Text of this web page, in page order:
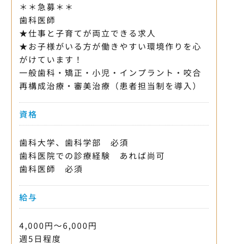
＊＊急募＊＊
歯科医師
★仕事と子育てが両立できる求人
★お子様がいる方が働きやすい環境作りを心
がけています！
一般歯科・矯正・小児・インプラント・咬合
再構成治療・審美治療（患者担当制を導入）
資格
歯科大学、歯科学部 必須
歯科医院での診療経験 あれば尚可
歯科医師 必須
給与
4,000円〜6,000円
週5日程度